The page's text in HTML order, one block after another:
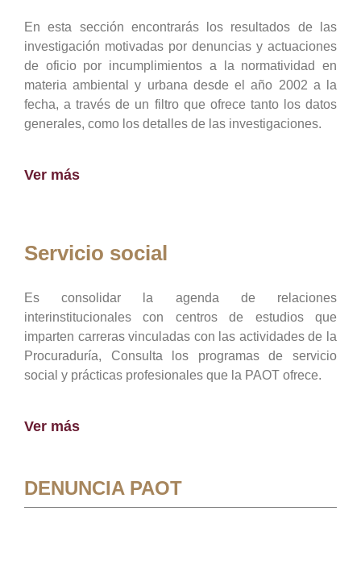
En esta sección encontrarás los resultados de las
investigación motivadas por denuncias y actuaciones
de oficio por incumplimientos a la normatividad en
materia ambiental y urbana desde el año 2002 a la
fecha, a través de un filtro que ofrece tanto los datos
generales, como los detalles de las investigaciones.
Ver más
Servicio social
Es consolidar la agenda de relaciones
interinstitucionales con centros de estudios que
imparten carreras vinculadas con las actividades de la
Procuraduría, Consulta los programas de servicio
social y prácticas profesionales que la PAOT ofrece.
Ver más
DENUNCIA PAOT